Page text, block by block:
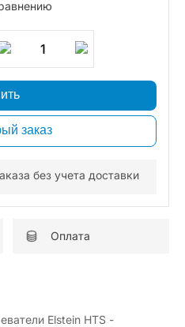
1
Быстрый заказ
без учета доставки
Оплата
Elstein HTS -